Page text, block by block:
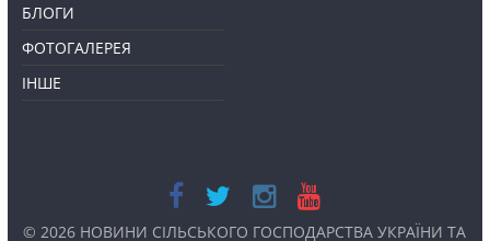
БЛОГИ
ФОТОГАЛЕРЕЯ
ІНШЕ
© 2026 НОВИНИ СІЛЬСЬКОГО ГОСПОДАРСТВА УКРАЇНИ ТА